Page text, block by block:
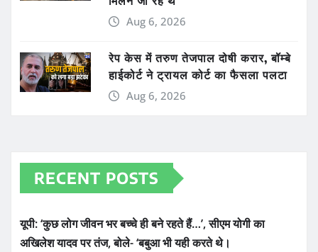
Aug 6, 2026
रेप केस में तरुण तेजपाल दोषी करार, बॉम्बे
हाईकोर्ट ने ट्रायल कोर्ट का फैसला पलटा
Aug 6, 2026
RECENT POSTS
यूपी: ‘कुछ लोग जीवन भर बच्चे ही बने रहते हैं…’, सीएम योगी का
अखिलेश यादव पर तंज, बोले- ‘बबुआ भी यही करते थे।